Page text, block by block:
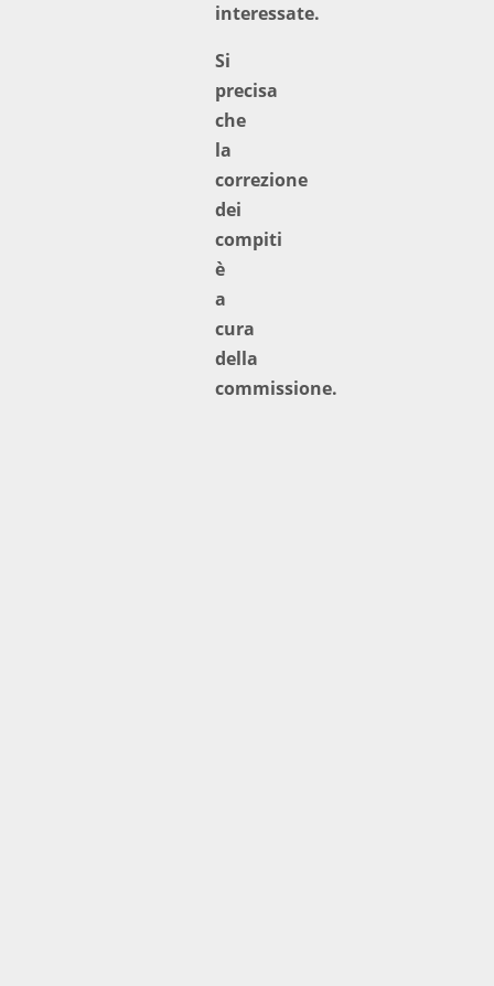
interessate.
Si
precisa
che
la
correzione
dei
compiti
è
a
cura
della
commissione.